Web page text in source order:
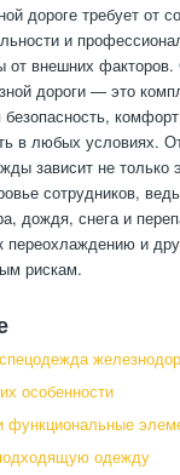
дороге требует от
и
от внешних
дороги — это
в любых условиях.
зависит не только
сотрудников,
дождя, снега и
переохлаждению и
рискам.
особенности
функциональные
одежду